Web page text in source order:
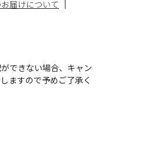
届けについて
できない場合、キャン
ますので予めご了承く